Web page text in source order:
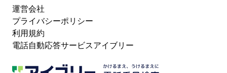
運営会社
プライバシーポリシー
利用規約
電話自動応答サービスアイブリー